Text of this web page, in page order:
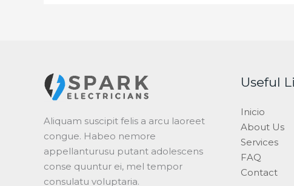
Aliquam suscipit felis a arcu laoreet
congue. Habeo nemore
appellanturusu putant adolescens
conse quuntur ei, mel tempor
consulatu voluptaria.
Useful
Inicio
About Us
Services
FAQ
Contact